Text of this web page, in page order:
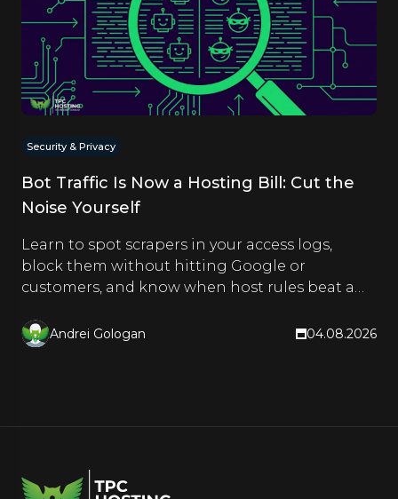
Security & Privacy
Bot Traffic Is Now a Hosting Bill: Cut the
Noise Yourself
Learn to spot scrapers in your access logs,
block them without hitting Google or
customers, and know when host rules beat a
Andrei Gologan 04.08.2026